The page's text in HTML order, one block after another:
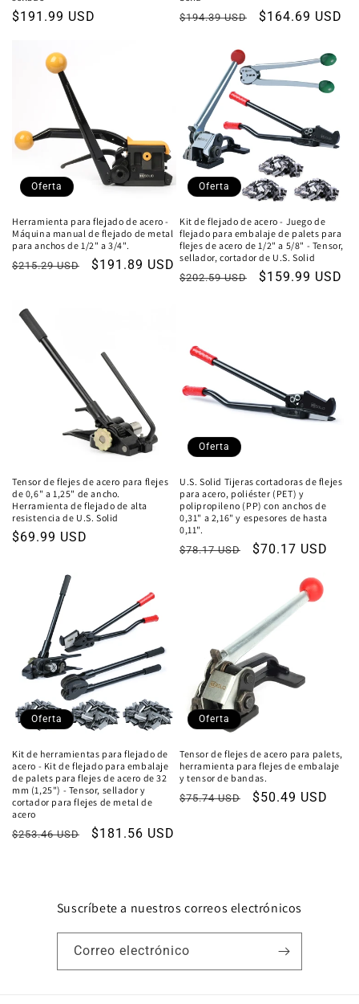
Precio
$191.99 USD
Precio
$194.39 USD
Precio
$164.69 USD
Oferta
Herramienta para flejado de acero -
Máquina manual de flejado de metal
para anchos de 1/2" a 3/4".
Precio
$215.29 USD
Precio
$191.89 USD
Oferta
Kit de flejado de acero - Juego de
flejado para embalaje de palets para
flejes de acero de 1/2" a 5/8" - Tensor,
sellador, cortador de U.S. Solid
Precio
$202.59 USD
Precio
$159.99 USD
Tensor de flejes de acero para flejes
de 0,6" a 1,25" de ancho.
Herramienta de flejado de alta
resistencia de U.S. Solid
Precio
$69.99 USD
Oferta
U.S. Solid Tijeras cortadoras de flejes
para acero, poliéster (PET) y
polipropileno (PP) con anchos de
0,31" a 2,16" y espesores de hasta
0,11".
Precio
$78.17 USD
Precio
$70.17 USD
Oferta
Kit de herramientas para flejado de
acero - Kit de flejado para embalaje
de palets para flejes de acero de 32
mm (1,25") - Tensor, sellador y
cortador para flejes de metal de
acero
Precio
$253.46 USD
Precio
$181.56 USD
Oferta
Tensor de flejes de acero para palets,
herramienta para flejes de embalaje
y tensor de bandas.
Precio
$75.74 USD
Precio
$50.49 USD
Suscríbete a nuestros correos electrónicos
Correo electrónico